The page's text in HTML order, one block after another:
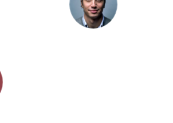
“Snelle, professionele,